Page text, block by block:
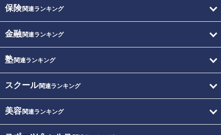
保険関連ランキング
金融関連ランキング
塾関連ランキング
スクール関連ランキング
美容関連ランキング